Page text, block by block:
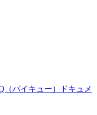
（パイキュー）ドキュメ